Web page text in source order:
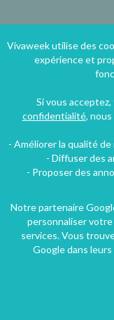
Vivaweek utilise des
expérience et
Si vous
confidentialité,
- Améliorer la qualité
- Diffuser des
- Proposer des
Notre partenaire
personnaliser
services. Vous
Google dans leurs